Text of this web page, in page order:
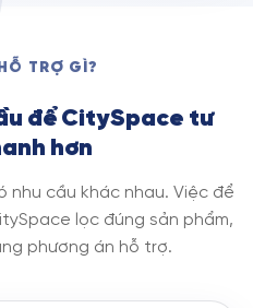
TRỢ GÌ?
để CitySpace tư
hơn
nhu cầu khác nhau. Việc để
lọc đúng sản phẩm,
phương án hỗ trợ.